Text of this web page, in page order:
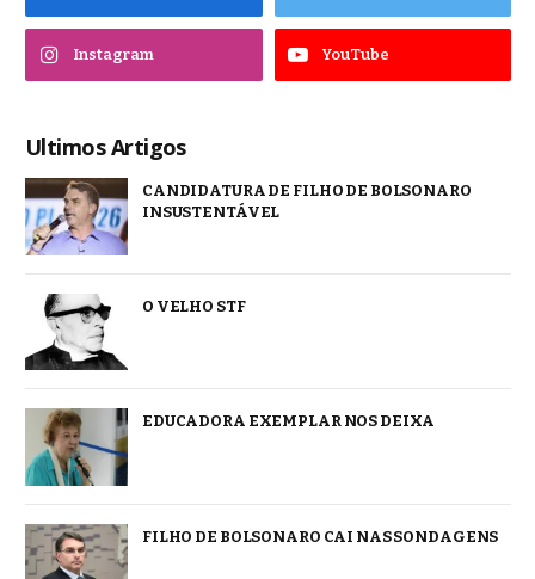
Instagram YouTube
Ultimos Artigos
CANDIDATURA DE FILHO DE BOLSONARO
INSUSTENTÁVEL
O VELHO STF
EDUCADORA EXEMPLAR NOS DEIXA
FILHO DE BOLSONARO CAI NAS SONDAGENS